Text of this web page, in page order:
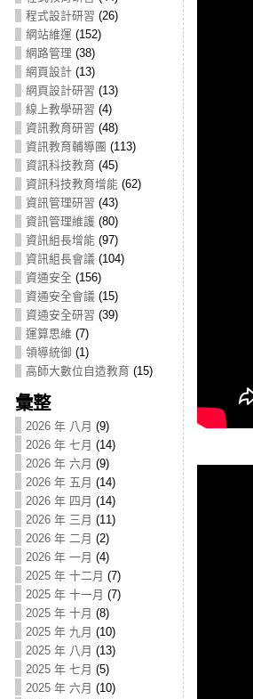
程式設計研習 (26)
網站維運 (152)
網路管理 (38)
網頁設計(13)
網頁設計研習 (13)
線上教學研習 (4)
資訊教育研習 (48)
資訊教育輔導團 (113)
資訊科技教育 (45)
資訊科技教育增能(62)
資訊管理研習 (43)
資訊管理維護(80)
資訊組長增能(97)
資訊組長會議 (104)
資通安全 (156)
資通安全會議 (15)
資通安全研習 (39)
運算思維 (7)
領導統御 (1)
高師大數位自造教育 (15)
彙整
2026 年 八月 (9)
2026 年 七月 (14)
2026 年 六月 (9)
2026 年 五月 (14)
2026 年 四月 (14)
2026 年 三月 (11)
2026 年 二月 (2)
2026 年 一月 (4)
2025 年 十二月 (7)
2025 年 十一月 (7)
2025 年 十月 (8)
2025 年 九月 (10)
2025 年 八月 (13)
2025 年 七月 (5)
2025 年 六月 (10)